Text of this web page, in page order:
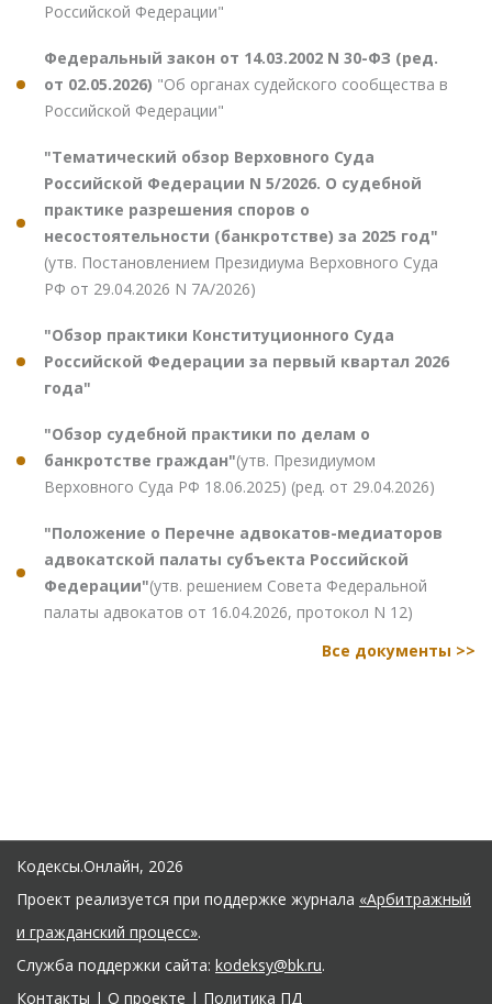
Российской Федерации"
Федеральный закон от 14.03.2002 N 30-ФЗ (ред.
от 02.05.2026) "Об органах судейского сообщества в
Российской Федерации"
"Тематический обзор Верховного Суда
Российской Федерации N 5/2026. О судебной
практике разрешения споров о
несостоятельности (банкротстве) за 2025 год"
(утв. Постановлением Президиума Верховного Суда
РФ от 29.04.2026 N 7А/2026)
"Обзор практики Конституционного Суда
Российской Федерации за первый квартал 2026
года"
"Обзор судебной практики по делам о
банкротстве граждан"(утв. Президиумом
Верховного Суда РФ 18.06.2025) (ред. от 29.04.2026)
"Положение о Перечне адвокатов-медиаторов
адвокатской палаты субъекта Российской
Федерации"(утв. решением Совета Федеральной
палаты адвокатов от 16.04.2026, протокол N 12)
Все документы >>
Кодексы.Онлайн, 2026
Проект реализуется при поддержке журнала «Арбитражный
и гражданский процесс».
Служба поддержки сайта: kodeksy@bk.ru.
Контакты | О проекте | Политика ПД